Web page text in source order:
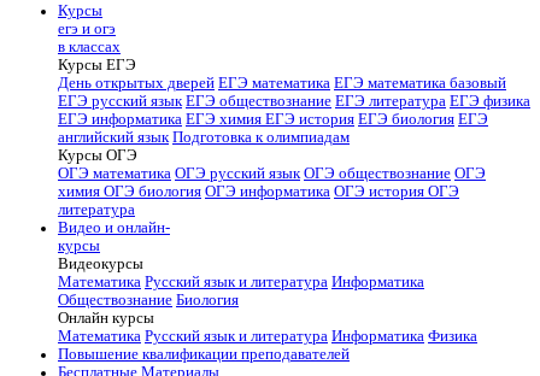
Курсы
егэ и огэ
в классах
Курсы ЕГЭ
День открытых дверей ЕГЭ математика ЕГЭ математика базовый
ЕГЭ русский язык ЕГЭ обществознание ЕГЭ литература ЕГЭ физика
ЕГЭ информатика ЕГЭ химия ЕГЭ история ЕГЭ биология ЕГЭ
английский язык Подготовка к олимпиадам
Курсы ОГЭ
ОГЭ математика ОГЭ русский язык ОГЭ обществознание ОГЭ
химия ОГЭ биология ОГЭ информатика ОГЭ история ОГЭ
литература
Видео и онлайн-
курсы
Видеокурсы
Математика Русский язык и литература Информатика
Обществознание Биология
Онлайн курсы
Математика Русский язык и литература Информатика Физика
Повышение квалификации преподавателей
Бесплатные Материалы